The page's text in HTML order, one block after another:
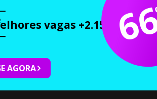
vagas +2.150 cursos
AGORA